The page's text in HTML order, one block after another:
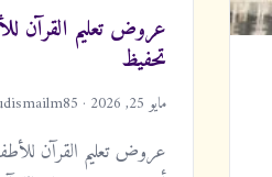
عروض تعليم القرآن
تحفيظ
مايو 25, 2026 · mahmoudismailm85
عروض تعليم القرآن